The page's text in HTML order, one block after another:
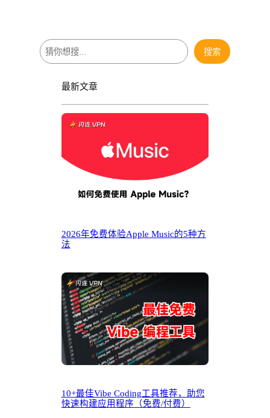
搜
索
搜索
最新文章
2026年免费体验Apple Music的5种方
法
10+最佳Vibe Coding工具推荐，助您
快速构建应用程序（免费/付费）